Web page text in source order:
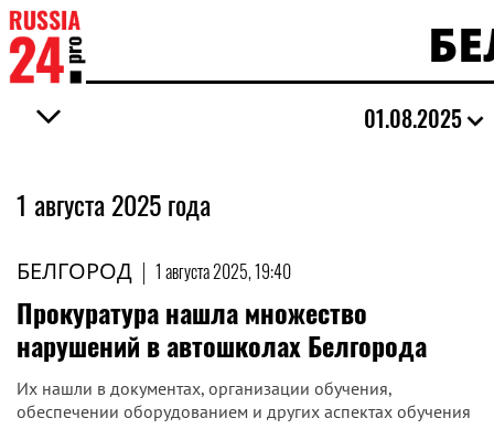
01.08.2025
1 августа 2025 года
БЕЛГОРОД | 1 августа 2025, 19:40
Прокуратура нашла множество
нарушений в автошколах Белгорода
Их нашли в документах, организации обучения,
обеспечении оборудованием и других аспектах обучения